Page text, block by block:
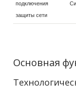
подключения
защиты сети
Основная